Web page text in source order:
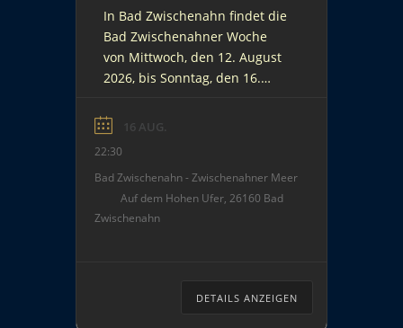
In Bad Zwischenahn findet die
Bad Zwischenahner Woche
von Mittwoch, den 12. August
2026, bis Sonntag, den 16.
und Stadtfest am
ein umfangreiches
Showprogramm, kulinarischen
Köstlichkeiten und viel mehr.
Am letzten Tag wird das
Meer (Ponton) gezündet, so
16 AUG.
22:30
Bad Zwischenahn - Zwischenahner Meer
Auf dem Hohen Ufer, 26160 Bad
Zwischenahn
DETAILS ANZEIGEN